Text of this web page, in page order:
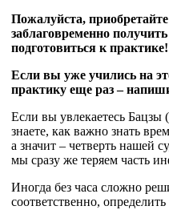
Пожалуйста,
заблаговременно
подготовиться к практике!
Если вы уже учились на
практику еще раз –
Если вы увлекаетесь Бацзы
знаете, как важно знать
а значит – четверть нашей
мы сразу же теряем часть
Иногда без часа сложно
соответственно,